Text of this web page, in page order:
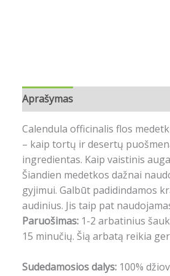
Aprašymas
Calendula officinalis flos m
– kaip tortų ir desertų
ingredientas. Kaip vaistinis
Šiandien medetkos dažnai
gyjimui. Galbūt padidindamos
audinius. Jis taip pat
Paruošimas: 1-2 arbatinius
15 minučių. Šią arbatą reikia
Sudedamosios dalys: 100%